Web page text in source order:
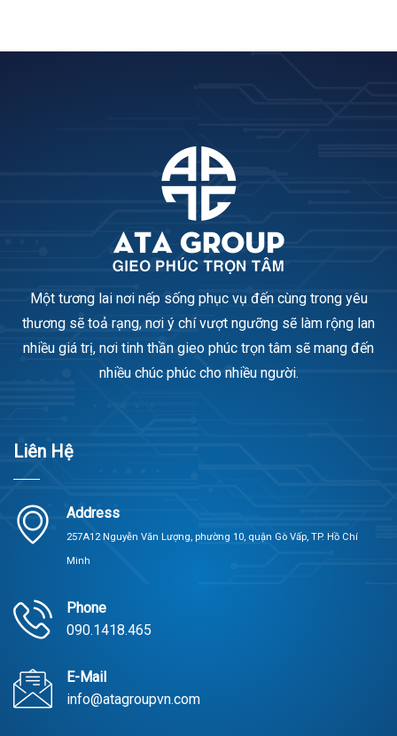
Một tương lai nơi nếp sống phục vụ đến cùng trong yêu
thương sẽ toả rạng, nơi ý chí vượt ngưỡng sẽ làm rộng lan
nhiều giá trị, nơi tinh thần gieo phúc trọn tâm sẽ mang đến
nhiều chúc phúc cho nhiều người.
Liên Hệ
Address
257A12 Nguyễn Văn Lượng, phường 10, quận Gò Vấp, TP. Hồ Chí
Minh
Phone
090.1418.465
E-Mail
info@atagroupvn.com